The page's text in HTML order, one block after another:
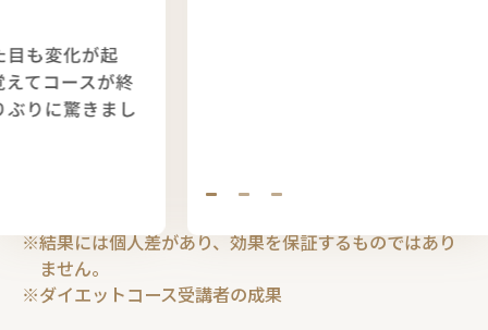
結果には個人差があり、効果を保証するものではあり
ません。
ダイエットコース受講者の成果